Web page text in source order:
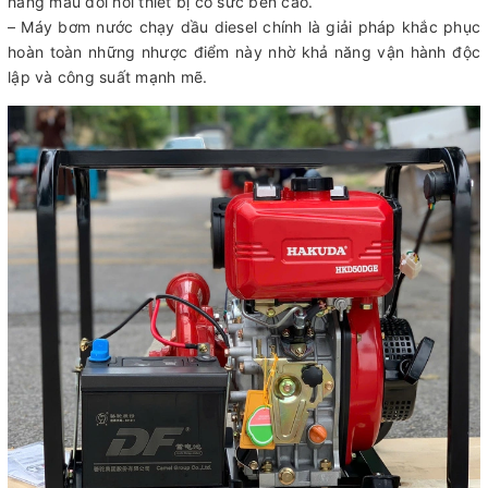
– Máy bơm nước chạy dầu diesel chính là giải pháp khắc phục
hoàn toàn những nhược điểm này nhờ khả năng vận hành độc
lập và công suất mạnh mẽ.